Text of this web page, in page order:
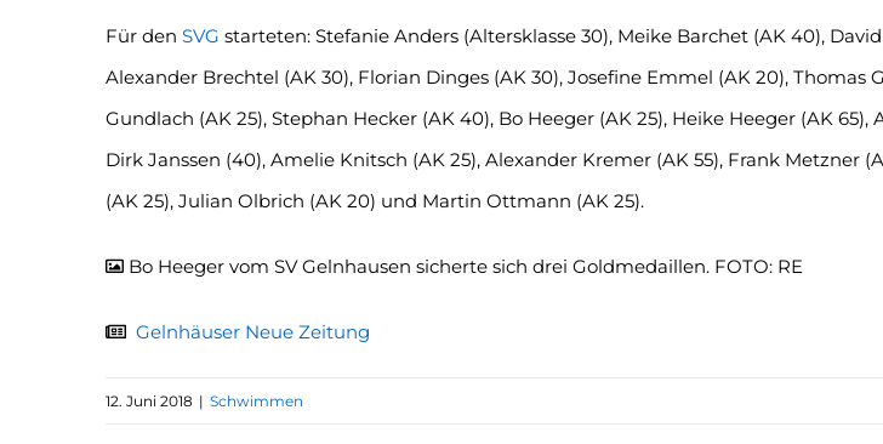
Für den SVG starteten: Stefanie Anders (Altersklasse 30), Meike Barchet (AK 40),
Alexander Brechtel (AK 30), Florian Dinges (AK 30), Josefine Emmel (AK 20), Thomas
Gundlach (AK 25), Stephan Hecker (AK 40), Bo Heeger (AK 25), Heike Heeger (AK 65),
Dirk Janssen (40), Amelie Knitsch (AK 25), Alexander Kremer (AK 55), Frank Metzner
(AK 25), Julian Olbrich (AK 20) und Martin Ottmann (AK 25).
Bo Heeger vom SV Gelnhausen sicherte sich drei Goldmedaillen. FOTO: RE
Gelnhäuser Neue Zeitung
12. Juni 2018 | Schwimmen